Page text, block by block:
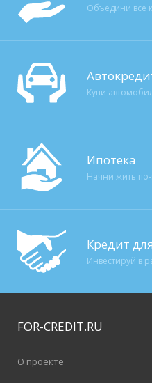
Объедини все
Купи
Ипотека
Начни жить
Кредит
Инвестируй в
FOR-CREDIT.RU
О проекте